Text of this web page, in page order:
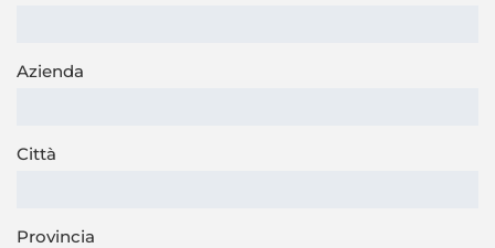
Azienda
Città
Provincia